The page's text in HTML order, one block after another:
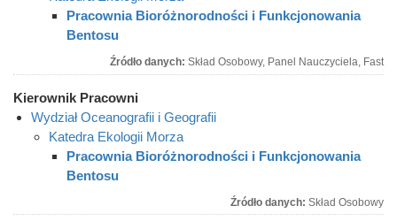
Pracownia Bioróżnorodności i Funkcjonowania
Bentosu
Źródło danych: Skład Osobowy, Panel Nauczyciela, Fast
Kierownik Pracowni
Wydział Oceanografii i Geografii
Katedra Ekologii Morza
Pracownia Bioróżnorodności i Funkcjonowania
Bentosu
Źródło danych: Skład Osobowy